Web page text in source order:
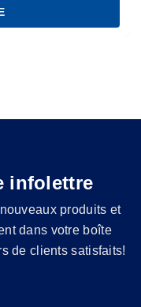
infolettre
produits et
dans votre boîte
de clients satisfaits!